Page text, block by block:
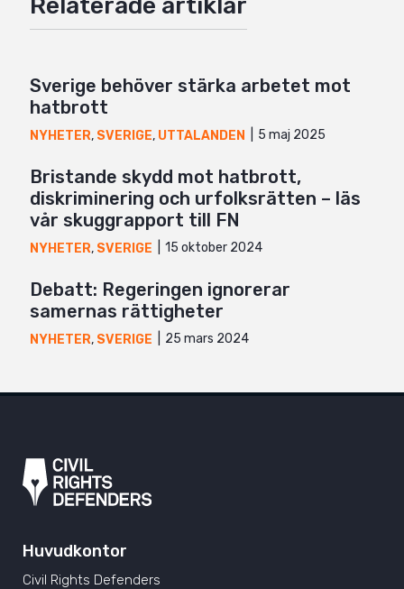
Mail
Sverige behöver stärka arbetet mot
hatbrott
NYHETER, SVERIGE, UTTALANDEN 5 maj 2025
Bristande skydd mot hatbrott,
diskriminering och urfolksrätten – läs
vår skuggrapport till FN
NYHETER, SVERIGE 15 oktober 2024
Debatt: Regeringen ignorerar
samernas rättigheter
NYHETER, SVERIGE 25 mars 2024
Huvudkontor
Civil Rights Defenders